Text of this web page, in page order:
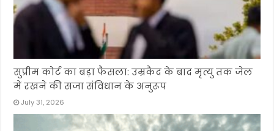
सुप्रीम कोर्ट का बड़ा फैसला: उम्रकैद के बाद मृत्यु तक जेल
में रखने की सजा संविधान के अनुरूप
July 31, 2026